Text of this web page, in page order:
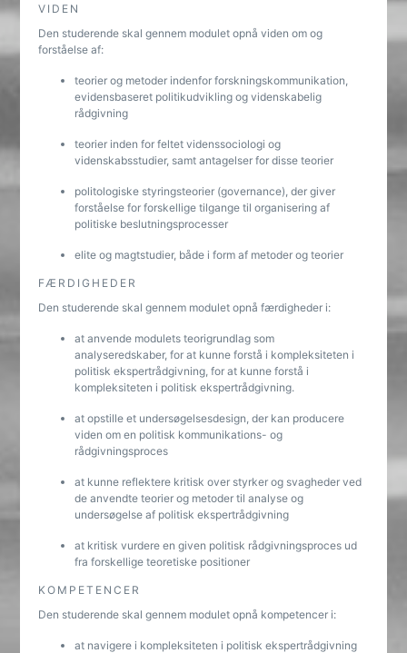
VIDEN
Den studerende skal gennem modulet opnå viden om og
forståelse af:
teorier og metoder indenfor forskningskommunikation,
evidensbaseret politikudvikling og videnskabelig
rådgivning
teorier inden for feltet videnssociologi og
videnskabsstudier, samt antagelser for disse teorier
politologiske styringsteorier (governance), der giver
forståelse for forskellige tilgange til organisering af
politiske beslutningsprocesser
elite og magtstudier, både i form af metoder og teorier
FÆRDIGHEDER
Den studerende skal gennem modulet opnå færdigheder i:
at anvende modulets teorigrundlag som
analyseredskaber, for at kunne forstå i kompleksiteten i
politisk ekspertrådgivning, for at kunne forstå i
kompleksiteten i politisk ekspertrådgivning.
at opstille et undersøgelsesdesign, der kan producere
viden om en politisk kommunikations- og
rådgivningsproces
at kunne reflektere kritisk over styrker og svagheder ved
de anvendte teorier og metoder til analyse og
undersøgelse af politisk ekspertrådgivning
at kritisk vurdere en given politisk rådgivningsproces ud
fra forskellige teoretiske positioner
KOMPETENCER
Den studerende skal gennem modulet opnå kompetencer i:
at navigere i kompleksiteten i politisk ekspertrådgivning